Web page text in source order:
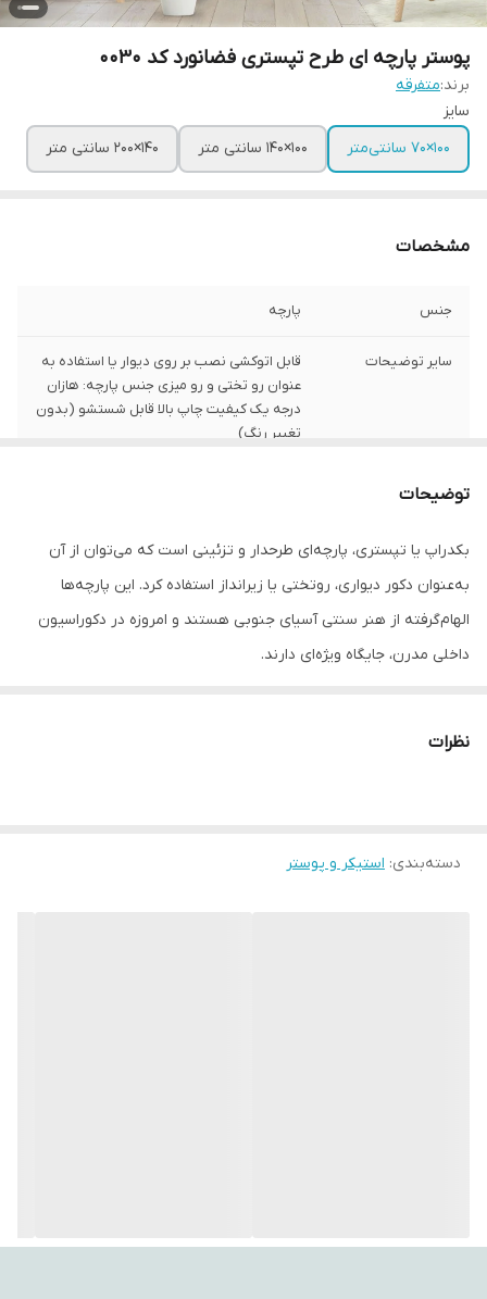
پوستر پارچه ای طرح تپستری فضانورد کد 0030
برند:متفرقه
سایز
100×70 سانتی‌متر
100×140 سانتی متر 140×200 سانتی متر
مشخصات
جنس پارچه
سایر توضیحات
قابل اتوکشی نصب بر روی دیوار یا استفاده به
عنوان رو تختی و رو میزی جنس پارچه: هازان
درجه یک کیفیت چاپ بالا قابل شستشو (بدون
تغییر رنگ)
تعداد
توضیحات
بکدراپ یا تپستری، پارچه‌ای طرحدار و تزئینی است که می‌توان از آن
به‌عنوان دکور دیواری، روتختی یا زیرانداز استفاده کرد. این پارچه‌ها
الهام‌گرفته از هنر سنتی آسیای جنوبی هستند و امروزه در دکوراسیون
داخلی مدرن، جایگاه ویژه‌ای دارند.
شست‌وشو در ماشین لباسشویی هستند، بدون نگرانی از افت کیفیت یا
آرامش‌بخش و متفاوت ببخشید. طراحی‌های متنوع و چشم‌نواز آن‌ها
نظرات
دسته‌بندی: استیکر و پوستر